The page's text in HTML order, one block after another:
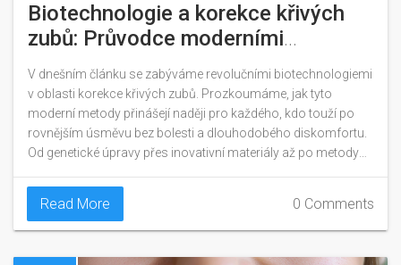
Biotechnologie a korekce křivých
zubů: Průvodce moderními
metodami
V dnešním článku se zabýváme revolučními biotechnologiemi
v oblasti korekce křivých zubů. Prozkoumáme, jak tyto
moderní metody přinášejí naději pro každého, kdo touží po
rovnějším úsměvu bez bolesti a dlouhodobého diskomfortu.
Od genetické úpravy přes inovativní materiály až po metody
tradiční hranice ortodoncie a nabízí efektivnější, rychlejší a
méně invazivní řešení.
Read More 0 Comments